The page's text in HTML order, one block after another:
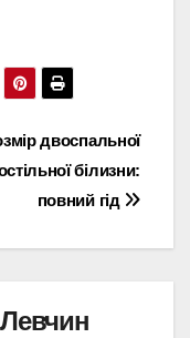
двоспальної
білизни:
повний гід